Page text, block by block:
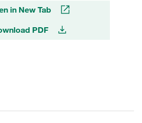
in New Tab
PDF